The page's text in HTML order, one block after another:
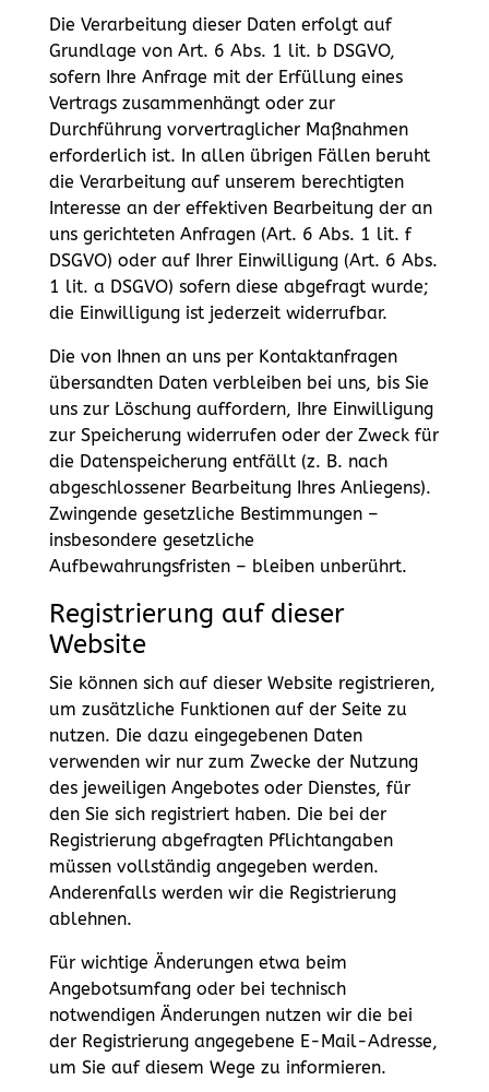
Die Verarbeitung dieser Daten erfolgt auf
Grundlage von Art. 6 Abs. 1 lit. b DSGVO,
sofern Ihre Anfrage mit der Erfüllung eines
Vertrags zusammenhängt oder zur
Durchführung vorvertraglicher Maßnahmen
erforderlich ist. In allen übrigen Fällen beruht
die Verarbeitung auf unserem berechtigten
Interesse an der effektiven Bearbeitung der an
uns gerichteten Anfragen (Art. 6 Abs. 1 lit. f
DSGVO) oder auf Ihrer Einwilligung (Art. 6 Abs.
1 lit. a DSGVO) sofern diese abgefragt wurde;
die Einwilligung ist jederzeit widerrufbar.
Die von Ihnen an uns per Kontaktanfragen
übersandten Daten verbleiben bei uns, bis Sie
uns zur Löschung auffordern, Ihre Einwilligung
zur Speicherung widerrufen oder der Zweck für
die Datenspeicherung entfällt (z. B. nach
abgeschlossener Bearbeitung Ihres Anliegens).
Zwingende gesetzliche Bestimmungen –
insbesondere gesetzliche
Aufbewahrungsfristen – bleiben unberührt.
Registrierung auf dieser
Website
Sie können sich auf dieser Website registrieren,
um zusätzliche Funktionen auf der Seite zu
nutzen. Die dazu eingegebenen Daten
verwenden wir nur zum Zwecke der Nutzung
des jeweiligen Angebotes oder Dienstes, für
den Sie sich registriert haben. Die bei der
Registrierung abgefragten Pflichtangaben
müssen vollständig angegeben werden.
Anderenfalls werden wir die Registrierung
ablehnen.
Für wichtige Änderungen etwa beim
Angebotsumfang oder bei technisch
notwendigen Änderungen nutzen wir die bei
der Registrierung angegebene E-Mail-Adresse,
um Sie auf diesem Wege zu informieren.